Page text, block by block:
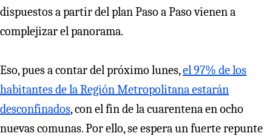
dispuestos a partir del plan Paso a Paso vienen a
complejizar el panorama.
Eso, pues a contar del próximo lunes,el 97% de los
habitantes de la Región Metropolitana estarán
desconfinados, con el fin de la cuarentena en ocho
nuevas comunas. Por ello, se espera un fuerte repunte